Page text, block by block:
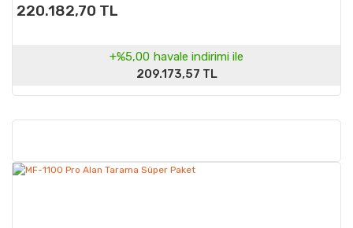
220.182,70 TL
+%5,00 havale indirimi ile
209.173,57 TL